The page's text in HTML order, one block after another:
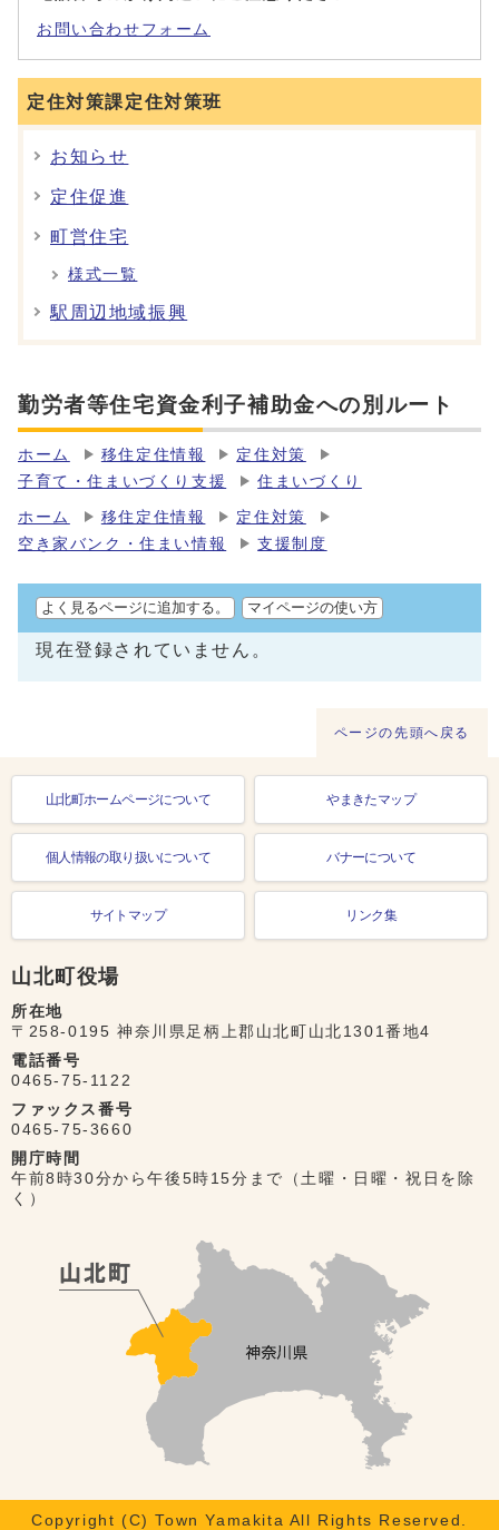
お問い合わせフォーム
定住対策課定住対策班
お知らせ
定住促進
町営住宅
様式一覧
駅周辺地域振興
勤労者等住宅資金利子補助金への別ルート
ホーム 移住定住情報
定住対策
子育て・住まいづくり支援
住まいづくり
ホーム 移住定住情報
定住対策
空き家バンク・住まい情報
支援制度
よく見るページに追加する。 マイページの使い方
現在登録されていません。
ページの先頭へ戻る
山北町ホームページについて やまきたマップ
個人情報の取り扱いについて バナーについて
サイトマップ リンク集
山北町役場
所在地
〒258-0195 神奈川県足柄上郡山北町山北1301番地4
電話番号
0465-75-1122
ファックス番号
0465-75-3660
開庁時間
午前8時30分から午後5時15分まで（土曜・日曜・祝日を除
く）
Copyright (C) Town Yamakita All Rights Reserved.